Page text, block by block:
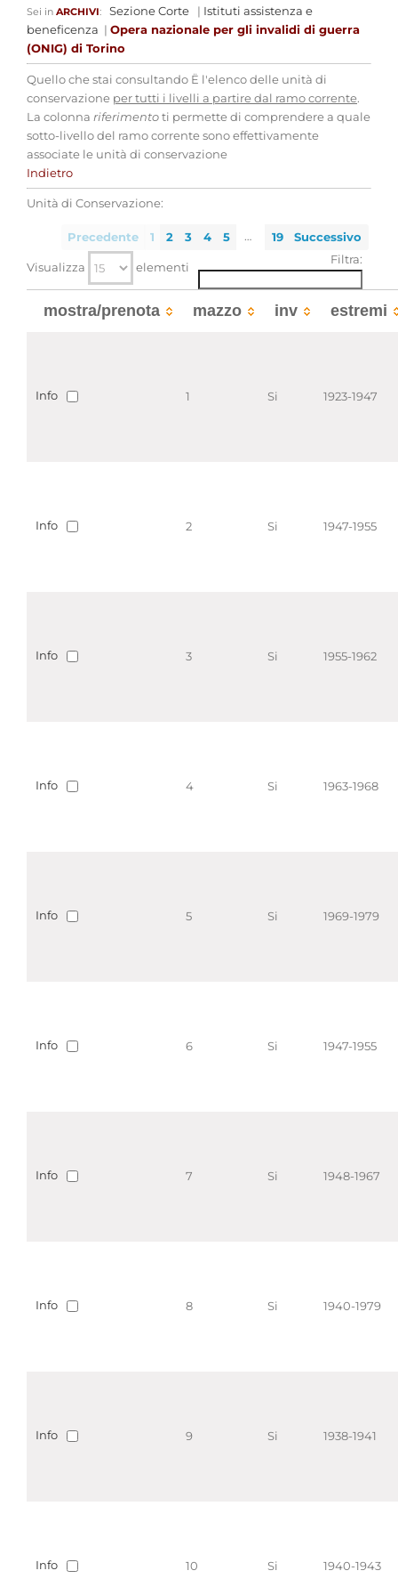
Sei in ARCHIVI: Sezione Corte | Istituti assistenza e
beneficenza | Opera nazionale per gli invalidi di guerra
(ONIG) di Torino
Quello che stai consultando Ë l'elenco delle unità di
conservazione per tutti i livelli a partire dal ramo corrente.
La colonna riferimento ti permette di comprendere a quale
sotto-livello del ramo corrente sono effettivamente
associate le unità di conservazione
Indietro
Unità di Conservazione:
Precedente 1 2 3 4 5 … 19 Successivo
Visualizza elementi
Filtra:
mostra/prenota mazzo inv estremi
Info 1 Si 1923-1947
Info 2 Si 1947-1955
Info 3 Si 1955-1962
Info 4 Si 1963-1968
Info 5 Si 1969-1979
Info 6 Si 1947-1955
Info 7 Si 1948-1967
Info 8 Si 1940-1979
Info 9 Si 1938-1941
Info 10 Si 1940-1943